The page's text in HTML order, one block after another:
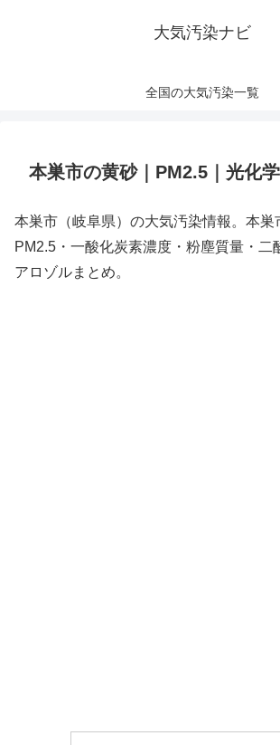
大気汚染ナビ
全国の大気汚染一覧
本巣市の黄砂｜PM2.5｜光化
本巣市（岐阜県）の大気汚染情報。本巣
PM2.5・一酸化炭素濃度・粉塵質量・二
アロゾルまとめ。